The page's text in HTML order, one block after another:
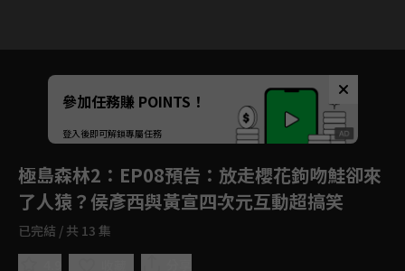
Unmute
參加任務賺 POINTS！
登入後即可解鎖專屬任務
極島森林2 ：EP08預告：放走櫻花鉤吻鮭卻來
了人猿？侯彥西與黃宣四次元互動超搞笑
已完結 / 共 13 集